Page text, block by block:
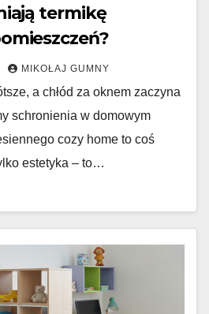
termikę
MIKOŁAJ GUMNY
a chłód za oknem zaczyna
schronienia w domowym
cozy home to coś
estetyka – to…